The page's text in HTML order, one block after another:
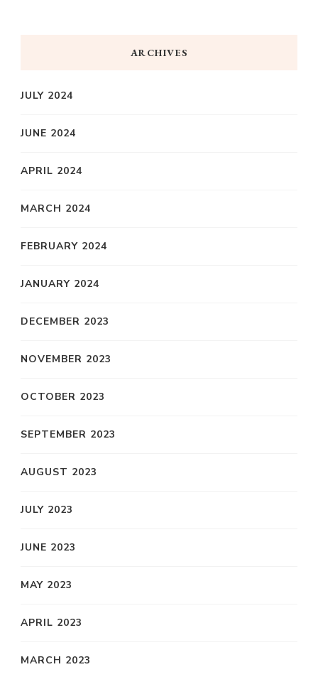
ARCHIVES
JULY 2024
JUNE 2024
APRIL 2024
MARCH 2024
FEBRUARY 2024
JANUARY 2024
DECEMBER 2023
NOVEMBER 2023
OCTOBER 2023
SEPTEMBER 2023
AUGUST 2023
JULY 2023
JUNE 2023
MAY 2023
APRIL 2023
MARCH 2023